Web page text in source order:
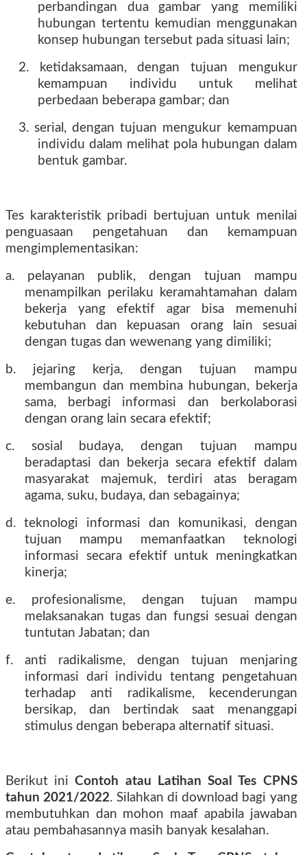
perbandingan dua gambar yang memiliki
hubungan tertentu kemudian menggunakan
konsep hubungan tersebut pada situasi lain;
2. ketidaksamaan, dengan tujuan mengukur
kemampuan individu untuk melihat
perbedaan beberapa gambar; dan
3. serial, dengan tujuan mengukur kemampuan
individu dalam melihat pola hubungan dalam
bentuk gambar.
Tes karakteristik pribadi bertujuan untuk menilai
penguasaan pengetahuan dan kemampuan
mengimplementasikan:
a. pelayanan publik, dengan tujuan mampu
menampilkan perilaku keramahtamahan dalam
bekerja yang efektif agar bisa memenuhi
kebutuhan dan kepuasan orang lain sesuai
dengan tugas dan wewenang yang dimiliki;
b. jejaring kerja, dengan tujuan mampu
membangun dan membina hubungan, bekerja
sama, berbagi informasi dan berkolaborasi
dengan orang lain secara efektif;
c. sosial budaya, dengan tujuan mampu
beradaptasi dan bekerja secara efektif dalam
masyarakat majemuk, terdiri atas beragam
agama, suku, budaya, dan sebagainya;
d. teknologi informasi dan komunikasi, dengan
tujuan mampu memanfaatkan teknologi
informasi secara efektif untuk meningkatkan
kinerja;
e. profesionalisme, dengan tujuan mampu
melaksanakan tugas dan fungsi sesuai dengan
tuntutan Jabatan; dan
f. anti radikalisme, dengan tujuan menjaring
informasi dari individu tentang pengetahuan
terhadap anti radikalisme, kecenderungan
bersikap, dan bertindak saat menanggapi
stimulus dengan beberapa alternatif situasi.
Berikut iniContoh atau Latihan Soal Tes CPNS
tahun 2021/2022. Silahkan di download bagi yang
membutuhkan dan mohon maaf apabila jawaban
atau pembahasannya masih banyak kesalahan.